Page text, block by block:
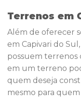
Terrenos em
Além de oferecer
em Capivari do
possuem terrenos
em um terreno
quem deseja
mesmo para